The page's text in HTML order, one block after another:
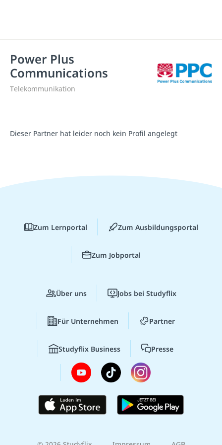
Power Plus
Communications
Telekommunikation
Dieser Partner hat leider noch kein Profil angelegt
Zum Lernportal Zum Ausbildungsportal
Zum Jobportal
Über uns Jobs bei Studyflix
Für Unternehmen Partner
Studyflix Business Presse